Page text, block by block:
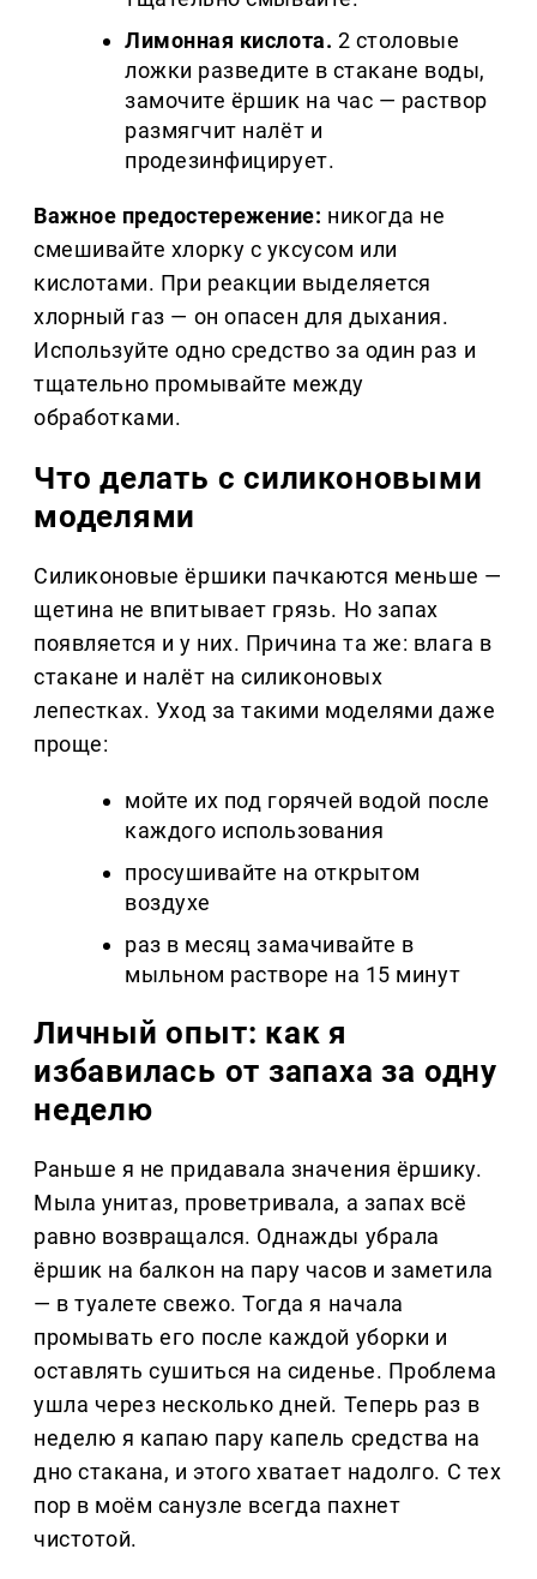
Лимонная кислота. 2 столовые
ложки разведите в стакане воды,
замочите ёршик на час — раствор
размягчит налёт и
продезинфицирует.
Важное предостережение: никогда не
смешивайте хлорку с уксусом или
кислотами. При реакции выделяется
хлорный газ — он опасен для дыхания.
Используйте одно средство за один раз и
тщательно промывайте между
обработками.
Что делать с силиконовыми
моделями
Силиконовые ёршики пачкаются меньше —
щетина не впитывает грязь. Но запах
появляется и у них. Причина та же: влага в
стакане и налёт на силиконовых
лепестках. Уход за такими моделями даже
проще:
мойте их под горячей водой после
каждого использования
просушивайте на открытом
воздухе
раз в месяц замачивайте в
мыльном растворе на 15 минут
Личный опыт: как я
избавилась от запаха за одну
неделю
Раньше я не придавала значения ёршику.
Мыла унитаз, проветривала, а запах всё
равно возвращался. Однажды убрала
ёршик на балкон на пару часов и заметила
— в туалете свежо. Тогда я начала
промывать его после каждой уборки и
оставлять сушиться на сиденье. Проблема
ушла через несколько дней. Теперь раз в
неделю я капаю пару капель средства на
дно стакана, и этого хватает надолго. С тех
пор в моём санузле всегда пахнет
чистотой.